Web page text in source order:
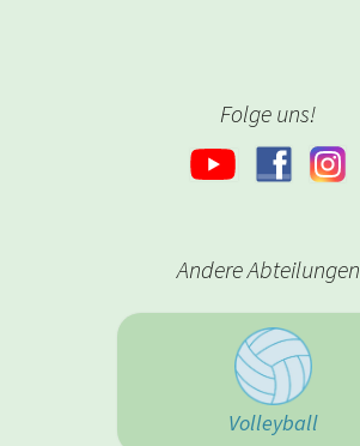
Folge uns!
Andere Abteilungen
Volleyball